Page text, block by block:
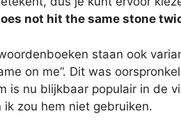
not hit the same stone
staan ook
on me”. Dit was
is nu blijkbaar populair in de
ik zou hem niet gebruiken.